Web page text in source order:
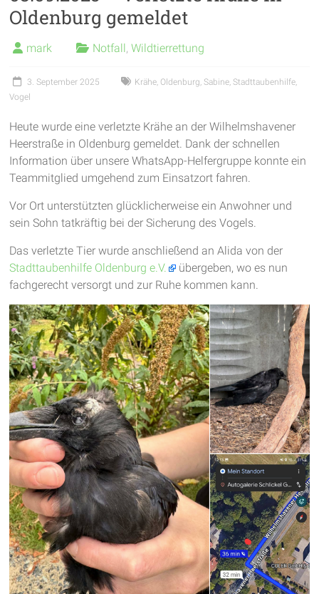
garantieren
Luft
viel
Bewegung
Oldenburg gemeldet
mark Notfall,Wildtierrettung
3. September 2025 Krähe, Oldenburg, Sabine, Stadttaubenhilfe,
Vogel
Heute wurde eine verletzte Krähe an der Wilhelmshavener
Heerstraße in Oldenburg gemeldet. Dank der schnellen
Information über unsere WhatsApp-Helfergruppe konnte ein
Teammitglied umgehend zum Einsatzort fahren.
Vor Ort unterstützten glücklicherweise ein Anwohner und
sein Sohn tatkräftig bei der Sicherung des Vogels.
Das verletzte Tier wurde anschließend an Alida von der
Stadttaubenhilfe Oldenburg e.V.
übergeben, wo es nun
fachgerecht versorgt und zur Ruhe kommen kann.